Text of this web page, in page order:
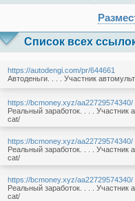
Список всех
https://autodengi.com/pr/644661
Автоденьги. . . . Участник
https://bcmoney.xyz/aa22729574340/
Реальный заработок. . . . Участник
cat/
https://bcmoney.xyz/aa22729574340/
Реальный заработок. . . . Участник
cat/
https://bcmoney.xyz/aa22729574340/
Реальный заработок. . . . Участник
cat/